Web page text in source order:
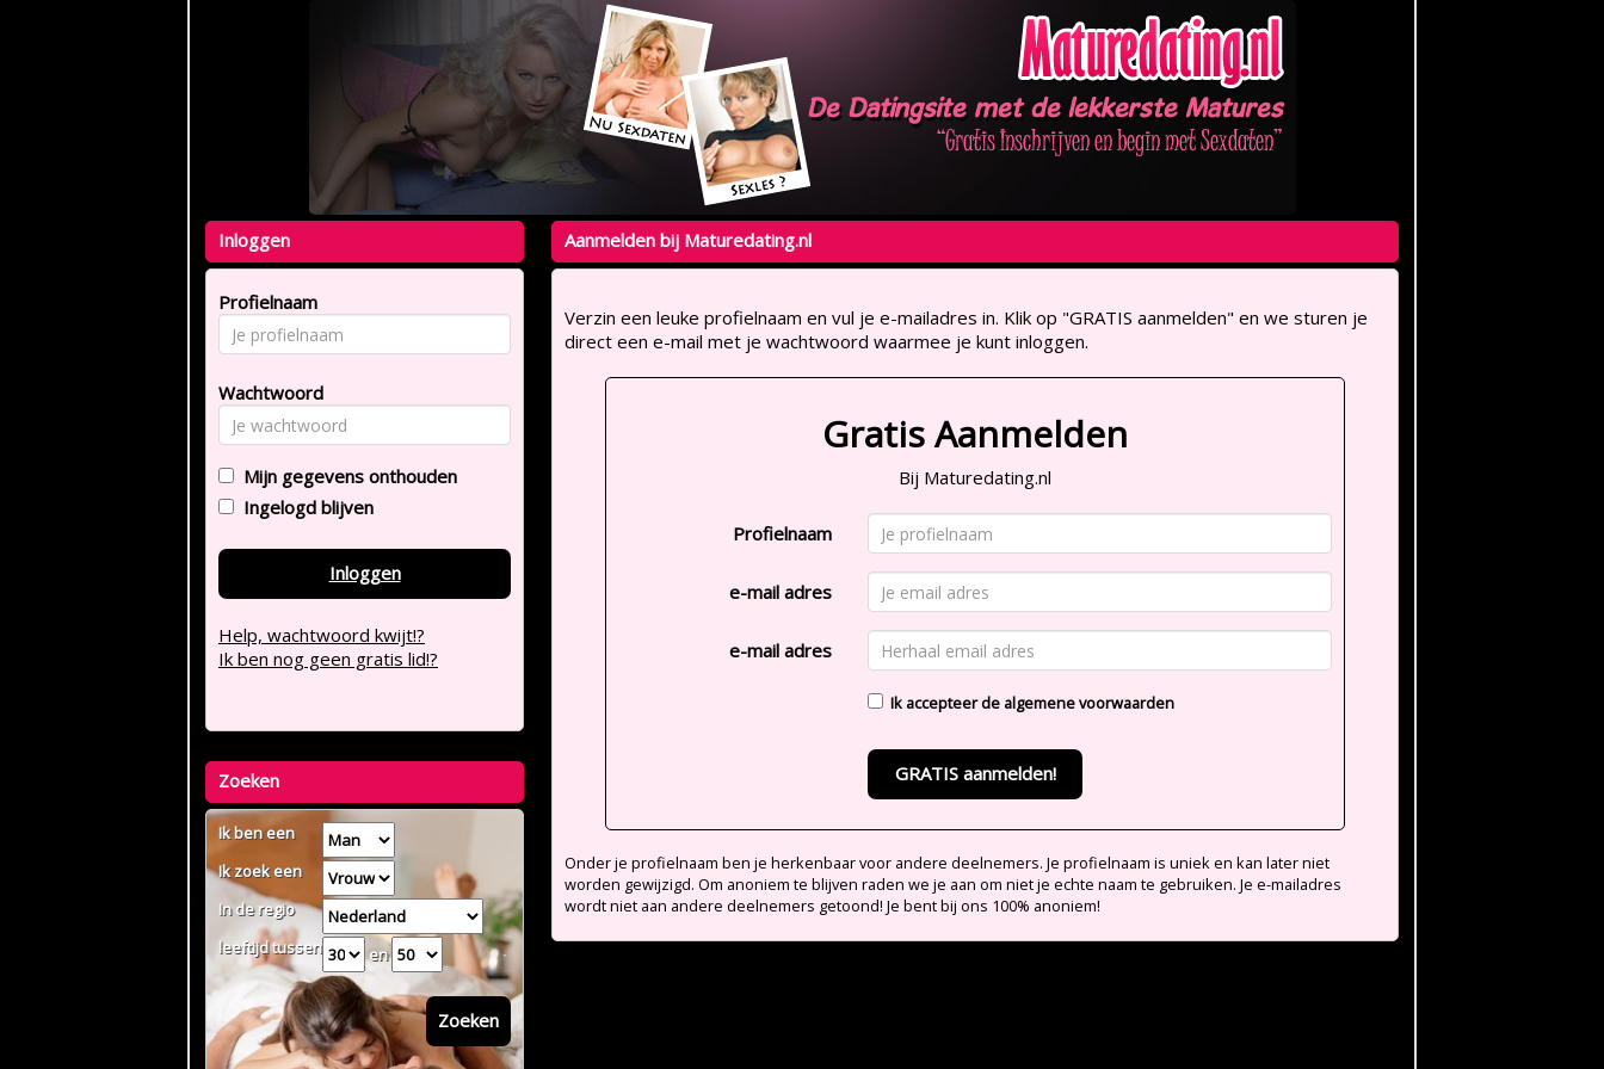
Aanmelden bij Maturedating.nl
Verzin een leuke profielnaam en vul je e-mailadres in. Klik op "GRATIS aanmelden" en we sturen je
direct een e-mail met je wachtwoord waarmee je kunt inloggen.
Gratis Aanmelden
Bij Maturedating.nl
Profielnaam
e-mail adres
e-mail adres
Ik accepteer de algemene voorwaarden
GRATIS aanmelden!
Onder je profielnaam ben je herkenbaar voor andere deelnemers. Je profielnaam is uniek en kan later niet
worden gewijzigd. Om anoniem te blijven raden we je aan om niet je echte naam te gebruiken. Je e-mailadres
wordt niet aan andere deelnemers getoond! Je bent bij ons 100% anoniem!
Inloggen
Profielnaam
Wachtwoord
Mijn gegevens onthouden
Ingelogd blijven
Inloggen
Help, wachtwoord kwijt!?
Ik ben nog geen gratis lid!?
Zoeken
Ik ben een
Ik zoek een
In de regio
leeftijd tussen
en
Zoeken